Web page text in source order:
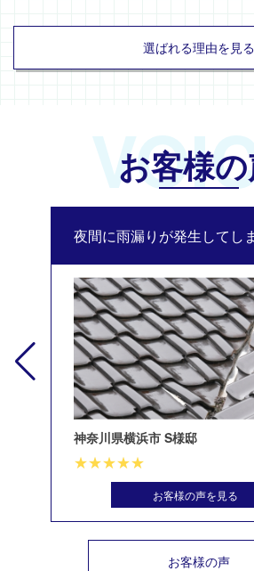
選ばれる理由を見る
お客様
夜間に雨漏りが発生してし
神奈川県横浜市 S様邸
お客様の声を見る
お客様の声